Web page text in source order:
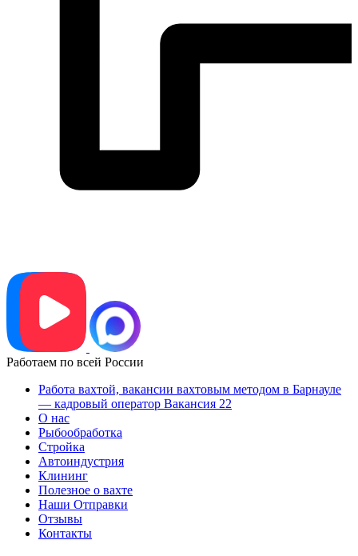
Работаем по всей России
Работа вахтой, вакансии вахтовым методом в Барнауле
— кадровый оператор Вакансия 22
О нас
Рыбообработка
Стройка
Автоиндустрия
Клининг
Полезное о вахте
Наши Отправки
Отзывы
Контакты